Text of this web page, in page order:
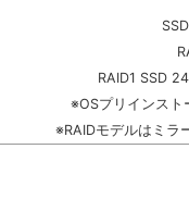
RAID1 SSD
※OSプリインスト
※RAIDモデルはミラ